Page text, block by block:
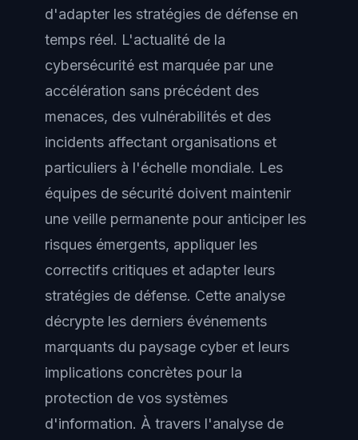
d'adapter les stratégies de défense en
temps réel. L'actualité de la
cybersécurité est marquée par une
accélération sans précédent des
menaces, des vulnérabilités et des
incidents affectant organisations et
particuliers à l'échelle mondiale. Les
équipes de sécurité doivent maintenir
une veille permanente pour anticiper les
risques émergents, appliquer les
correctifs critiques et adapter leurs
stratégies de défense. Cette analyse
décrypte les derniers événements
marquants du paysage cyber et leurs
implications concrètes pour la
protection de vos systèmes
d'information. À travers l'analyse de